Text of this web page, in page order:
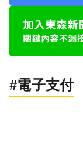
#電子支付